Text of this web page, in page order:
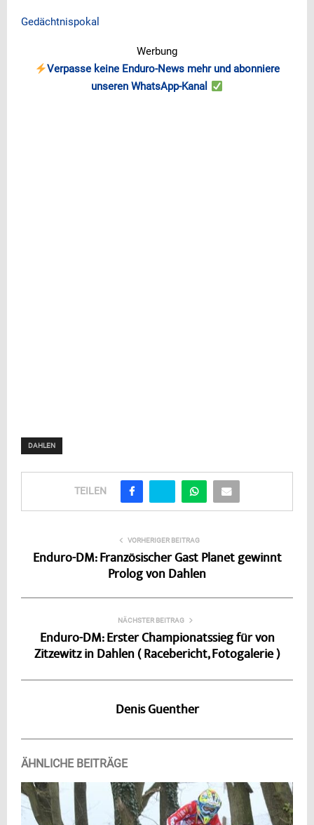
Gedächtnispokal
Werbung
Verpasse keine Enduro-News mehr und abonniere
unseren WhatsApp-Kanal
DAHLEN
TEILEN
VORHERIGER BEITRAG
Enduro-DM: Französischer Gast Planet gewinnt
Prolog von Dahlen
NÄCHSTER BEITRAG
Enduro-DM: Erster Championatssieg für von
Zitzewitz in Dahlen ( Racebericht, Fotogalerie )
Denis Guenther
ÄHNLICHE BEITRÄGE